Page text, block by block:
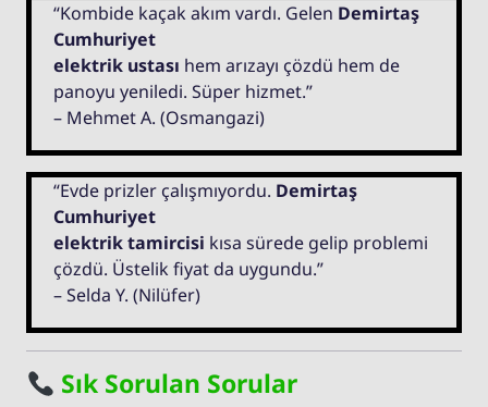
“Kombide kaçak akım vardı. Gelen Demirtaş
Cumhuriyet
elektrik ustası hem arızayı çözdü hem de
panoyu yeniledi. Süper hizmet.”
– Mehmet A. (Osmangazi)
“Evde prizler çalışmıyordu. Demirtaş
Cumhuriyet
elektrik tamircisi kısa sürede gelip problemi
çözdü. Üstelik fiyat da uygundu.”
– Selda Y. (Nilüfer)
Sık Sorulan Sorular